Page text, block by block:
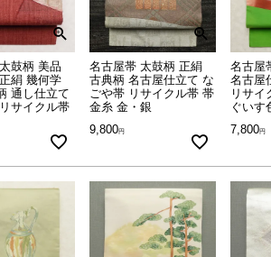
鼓柄 美品
絹 幾何学
通し仕立て
サイクル帯
名古屋帯 太鼓柄 正絹
古典柄 名古屋仕立て な
ごや帯 リサイクル帯 帯
金糸 金・銀
9,800
名古屋
名古屋
リサイ
ぐいす
7,800